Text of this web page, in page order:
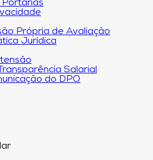
Portarias
Própria de Avaliação
Jurídica
Salarial
do DPO